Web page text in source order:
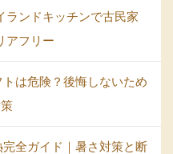
ランドキッチンで古民家
アフリー
は危険？後悔しないため
全ガイド｜暑さ対策と断